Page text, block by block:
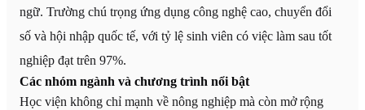
ngữ. Trường chú trọng ứng dụng công nghệ cao, chuyển đổi
số và hội nhập quốc tế, với tỷ lệ sinh viên có việc làm sau tốt
nghiệp đạt trên 97%.
Các nhóm ngành và chương trình nổi bật
Học viện không chỉ mạnh về nông nghiệp mà còn mở rộng